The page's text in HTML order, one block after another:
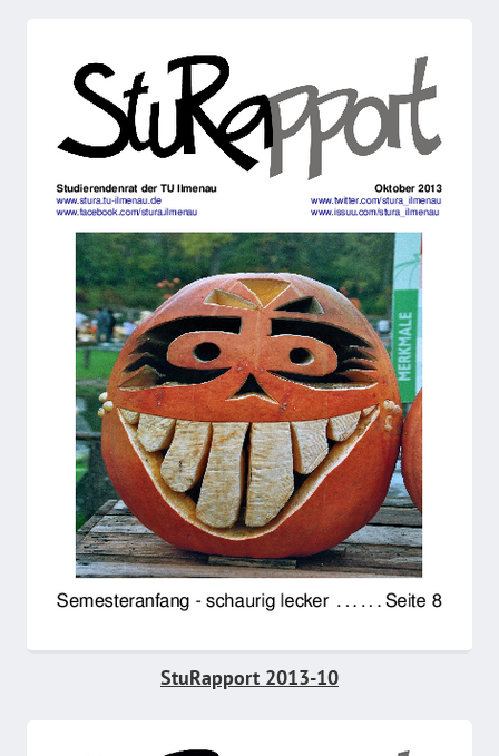
StuRapport 2013-10